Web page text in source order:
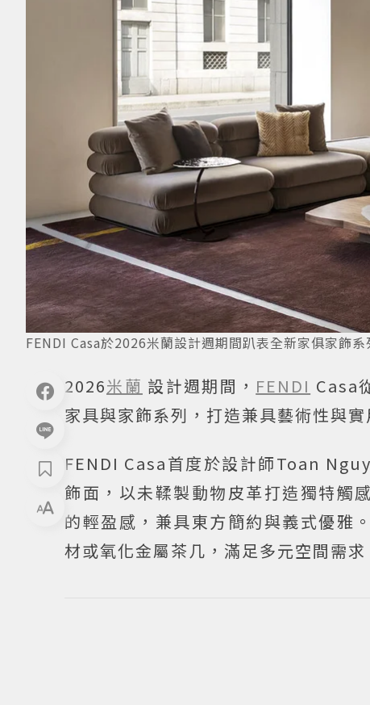
FENDI Casa於2026米蘭設計週期間趴表全新家俱家飾
2026米蘭 設計週期間， FENDI Casa
家具與家飾系列，打造兼具藝術性與
FENDI Casa首度於設計師Toan
飾面，以未鞣製動物皮革打造獨特觸
的輕盈感，兼具東方簡約與義式優雅
材或氧化金屬茶几，滿足多元空間需求